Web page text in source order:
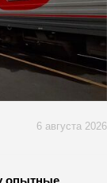
6 августа 2026
опытные